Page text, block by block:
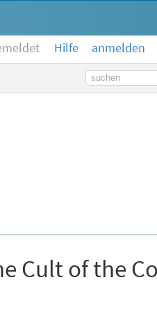
Hilfe anmelden
Suchbegriff
Cult of the